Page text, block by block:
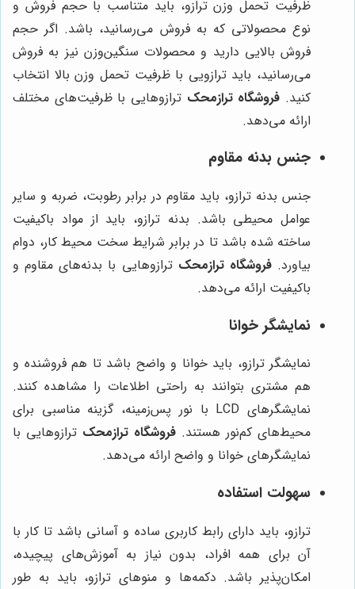
ظرفیت تحمل وزن ترازو، باید متناسب با حجم فروش و
نوع محصولاتی که به فروش می‌رسانید، باشد. اگر حجم
فروش بالایی دارید و محصولات سنگین‌وزن نیز به فروش
می‌رسانید، باید ترازویی با ظرفیت تحمل وزن بالا انتخاب
کنید. فروشگاه ترازمحک ترازوهایی با ظرفیت‌های مختلف
ارائه می‌دهد.
جنس بدنه مقاوم
جنس بدنه ترازو، باید مقاوم در برابر رطوبت، ضربه و سایر
عوامل محیطی باشد. بدنه ترازو، باید از مواد باکیفیت
ساخته شده باشد تا در برابر شرایط سخت محیط کار، دوام
بیاورد.فروشگاه ترازمحک ترازوهایی با بدنه‌های مقاوم و
باکیفیت ارائه می‌دهد.
نمایشگر خوانا
نمایشگر ترازو، باید خوانا و واضح باشد تا هم فروشنده و
هم مشتری بتوانند به راحتی اطلاعات را مشاهده کنند.
نمایشگرهای LCD با نور پس‌زمینه، گزینه مناسبی برای
محیط‌های کم‌نور هستند. فروشگاه ترازمحک ترازوهایی با
نمایشگرهای خوانا و واضح ارائه می‌دهد.
سهولت استفاده
ترازو، باید دارای رابط کاربری ساده و آسانی باشد تا کار با
آن برای همه افراد، بدون نیاز به آموزش‌های پیچیده،
امکان‌پذیر باشد. دکمه‌ها و منوهای ترازو، باید به طور